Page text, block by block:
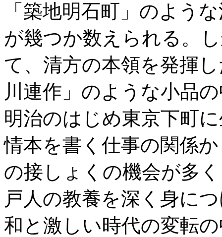
「築地明石町」のよう
が幾つか数えられる。
て、清方の本領を発揮
川連作」のような小品
明治のはじめ東京下町
情本を書く仕事の関係
の接しょくの機会が多
戸人の教養を深く身に
和と激しい時代の変転